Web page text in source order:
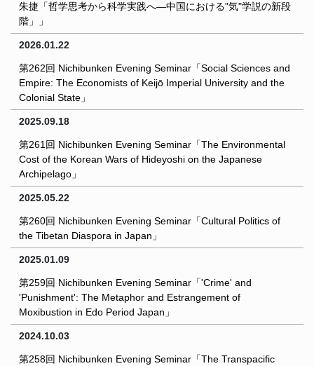
朱捷「哲学思考から科学実践へ―中国における"気"学説の新段
階」」
2026.01.22
第262回 Nichibunken Evening Seminar「Social Sciences and
Empire: The Economists of Keijō Imperial University and the
Colonial State」
2025.09.18
第261回 Nichibunken Evening Seminar「The Environmental
Cost of the Korean Wars of Hideyoshi on the Japanese
Archipelago」
2025.05.22
第260回 Nichibunken Evening Seminar「Cultural Politics of
the Tibetan Diaspora in Japan」
2025.01.09
第259回 Nichibunken Evening Seminar「'Crime' and
'Punishment': The Metaphor and Estrangement of
Moxibustion in Edo Period Japan」
2024.10.03
第258回 Nichibunken Evening Seminar「The Transpacific